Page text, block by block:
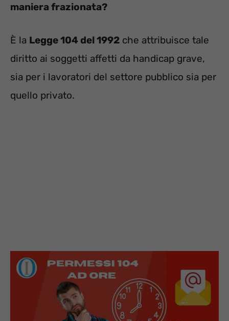
maniera frazionata?
È la Legge 104 del 1992 che attribuisce tale
diritto ai soggetti affetti da handicap grave,
sia per i lavoratori del settore pubblico sia per
quello privato.